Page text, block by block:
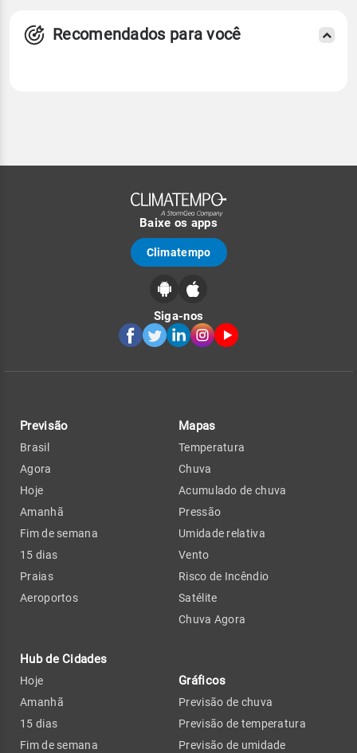
Recomendados para você
Baixe os apps
Climatempo
Siga-nos
Previsão
Brasil
Agora
Hoje
Amanhã
Fim de semana
15 dias
Praias
Aeroportos
Hub de Cidades
Hoje
Amanhã
15 dias
Fim de semana
Mapas
Temperatura
Chuva
Acumulado de chuva
Pressão
Umidade relativa
Vento
Risco de Incêndio
Satélite
Chuva Agora
Gráficos
Previsão de chuva
Previsão de temperatura
Previsão de umidade